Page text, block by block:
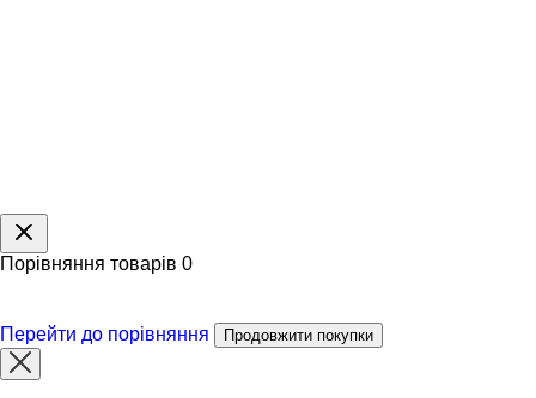
Порівняння товарів 0
Перейти до порівняння Продовжити покупки